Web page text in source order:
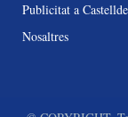
Publicitat a
Nosaltres